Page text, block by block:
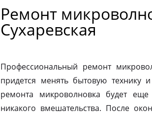
Ремонт
Сухаревская
Профессиональный ремонт
придется менять бытовую технику
ремонта микроволновка будет
никакого вмешательства. После